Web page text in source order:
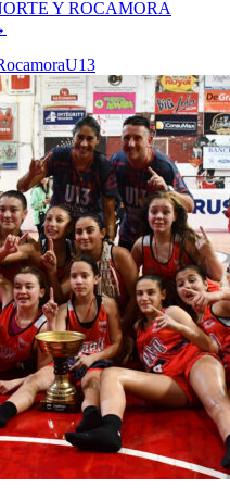
Y ROCAMORA
U13